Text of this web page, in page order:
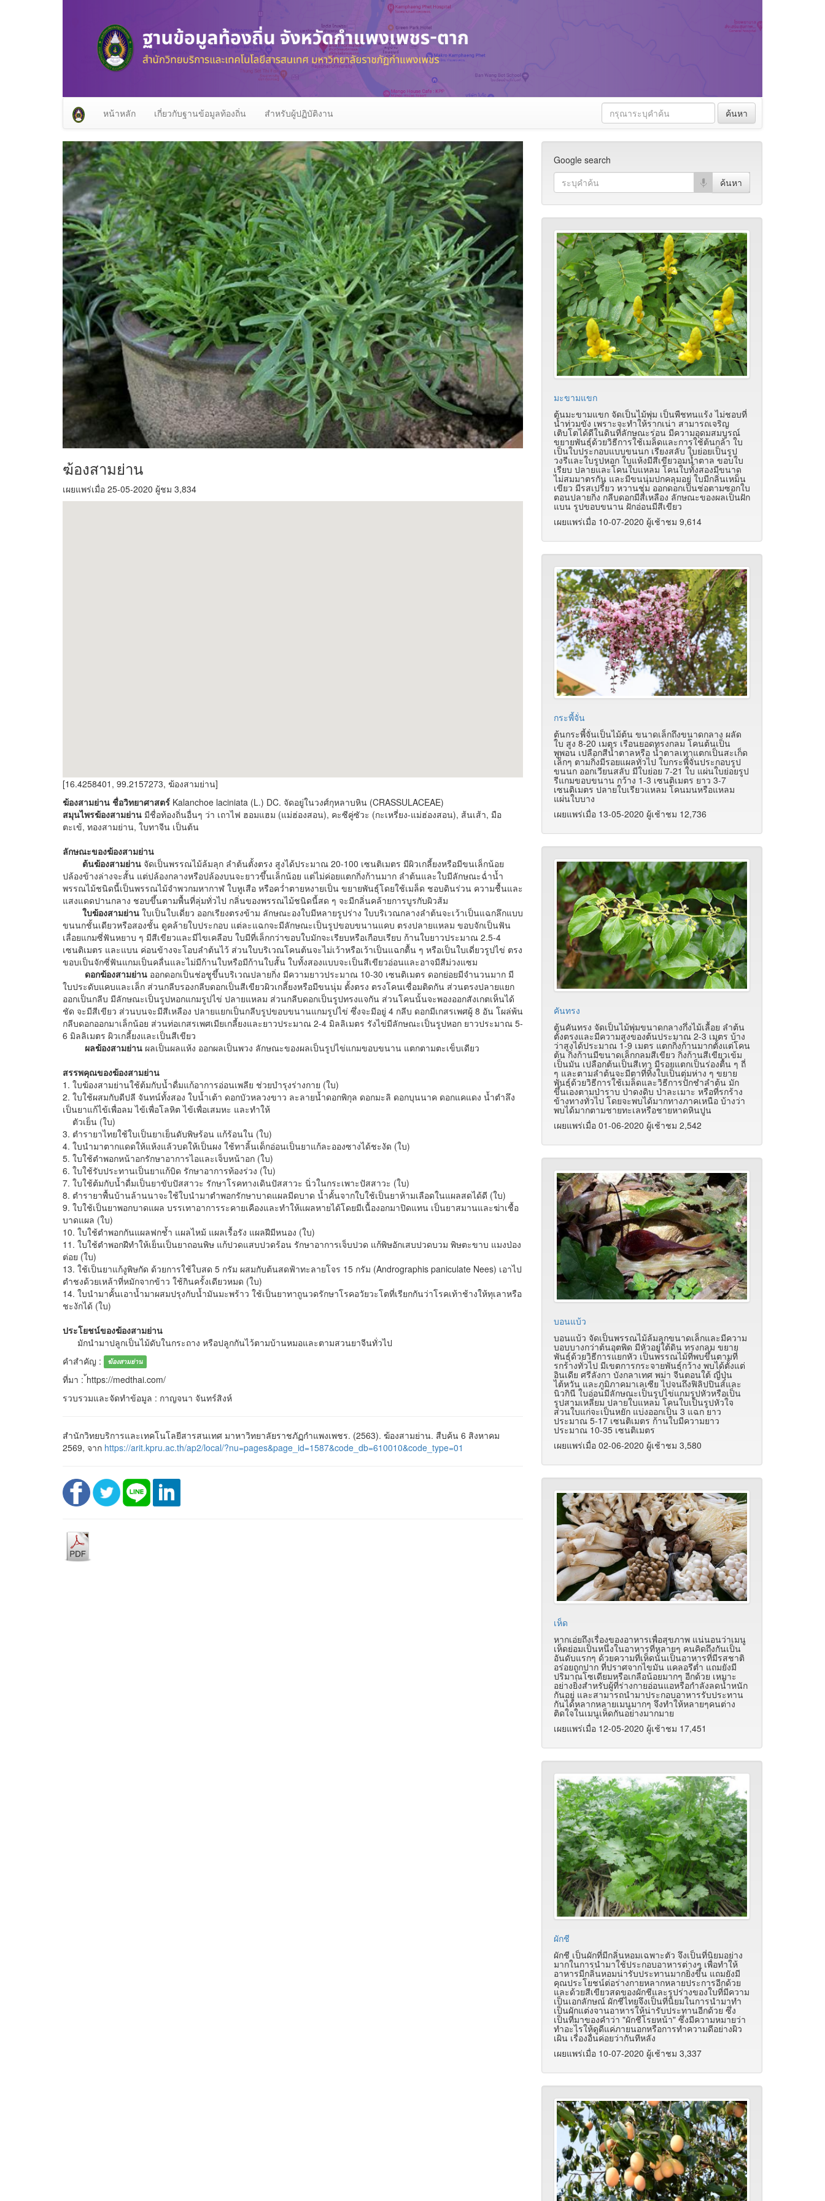
หน้าหลัก เกี่ยวกับฐานข้อมูลท้องถิ่น สำหรับผู้ปฏิบัติงาน ค้นหา
ฆ้องสามย่าน
เผยแพร่เมื่อ 25-05-2020 ผู้ชม 3,834
[16.4258401, 99.2157273, ฆ้องสามย่าน]
ฆ้องสามย่าน ชื่อวิทยาศาสตร์ Kalanchoe laciniata (L.) DC. จัดอยู่ในวงศ์กุหลาบหิน (CRASSULACEAE)
สมุนไพรฆ้องสามย่าน มีชื่อท้องถิ่นอื่นๆ ว่า เถาไฟ ฮอมแฮม (แม่ฮ่องสอน), คะซีคู่ซัวะ (กะเหรี่ยง-แม่ฮ่องสอน), ส้นเส้า, มือ
ตะเข้, ทองสามย่าน, ใบทาจีน เป็นต้น
ลักษณะของฆ้องสามย่าน
ต้นฆ้องสามย่าน จัดเป็นพรรณไม้ล้มลุก ลำต้นตั้งตรง สูงได้ประมาณ 20-100 เซนติเมตร มีผิวเกลี้ยงหรือมีขนเล็กน้อย
ปล้องข้างล่างจะสั้น แต่ปล้องกลางหรือปล้องบนจะยาวขึ้นเล็กน้อย แต่ไม่ค่อยแตกกิ่งก้านมาก ลำต้นและใบมีลักษณะฉ่ำน้ำ
พรรณไม้ชนิดนี้เป็นพรรณไม้จำพวกมหากาฬ ใบหูเสือ หรือคว่ำตายหงายเป็น ขยายพันธุ์โดยใช้เมล็ด ชอบดินร่วน ความชื้นและ
แสงแดดปานกลาง ชอบขึ้นตามพื้นที่ลุ่มทั่วไป กลิ่นของพรรณไม้ชนิดนี้สด ๆ จะมีกลิ่นคล้ายการบูรกับผิวส้ม
ใบฆ้องสามย่าน ใบเป็นใบเดี่ยว ออกเรียงตรงข้าม ลักษณะองใบมีหลายรูปร่าง ใบบริเวณกลางลำต้นจะเว้าเป็นแฉกลึกแบบ
ขนนกชั้นเดียวหรือสองชั้น ดูคล้ายใบประกอบ แต่ละแฉกจะมีลักษณะเป็นรูปขอบขนานแคบ ตรงปลายแหลม ขอบจักเป็นฟัน
เลื่อยแกมซี่ฟันหยาบ ๆ มีสีเขียวและมีไขเคลือบ ใบมีที่เล็กกว่าขอบใบมักจะเรียบหรือเกือบเรียบ ก้านใบยาวประมาณ 2.5-4
เซนติเมตร และแบน ค่อนข้างจะโอบลำต้นไว้ ส่วนใบบริเวณโคนต้นจะไม่เว้าหรือเว้าเป็นแฉกตื้น ๆ หรือเป็นใบเดี่ยวรูปไข่ ตรง
ขอบเป็นจักซี่ฟันแกมเป็นคลื่นและไม่มีก้านใบหรือมีก้านใบสั้น ใบทั้งสองแบบจะเป็นสีเขียวอ่อนและอาจมีสีม่วงแซม
ดอกฆ้องสามย่าน ออกดอกเป็นช่อชูขึ้นบริเวณปลายกิ่ง มีความยาวประมาณ 10-30 เซนติเมตร ดอกย่อยมีจำนวนมาก มี
ใบประดับแคบและเล็ก ส่วนกลีบรองกลีบดอกเป็นสีเขียวผิวเกลี้ยงหรือมีขนนุ่ม ตั้งตรง ตรงโคนเชื่อมติดกัน ส่วนตรงปลายแยก
ออกเป็นกลีบ มีลักษณะเป็นรูปหอกแกมรูปไข่ ปลายแหลม ส่วนกลีบดอกเป็นรูปทรงแจกัน ส่วนโคนนั้นจะพองออกสังเกตเห็นได้
ชัด จะมีสีเขียว ส่วนบนจะมีสีเหลือง ปลายแยกเป็นกลีบรูปขอบขนานแกมรูปไข่ ซึ่งจะมีอยู่ 4 กลีบ ดอกมีเกสรเพศผู้ 8 อัน โผล่พ้น
กลีบดอกออกมาเล็กน้อย ส่วนท่อเกสรเพศเมียเกลี้ยงและยาวประมาณ 2-4 มิลลิเมตร รังไข่มีลักษณะเป็นรูปหอก ยาวประมาณ 5-
6 มิลลิเมตร ผิวเกลี้ยงและเป็นสีเขียว
ผลฆ้องสามย่าน ผลเป็นผลแห้ง ออกผลเป็นพวง ลักษณะของผลเป็นรูปไข่แกมขอบขนาน แตกตามตะเข็บเดียว
สรรพคุณของฆ้องสามย่าน
1. ใบฆ้องสามย่านใช้ต้มกับน้ำดื่มแก้อาการอ่อนเพลีย ช่วยบำรุงร่างกาย (ใบ)
2. ใบใช้ผสมกับดีปลี จันทน์ทั้งสอง ใบน้ำเต้า ดอกบัวหลวงขาว ละลายน้ำดอกพิกุล ดอกมะลิ ดอกบุนนาค ดอกแคแดง น้ำตำลึง
เป็นยาแก้ไข้เพื่อลม ไข้เพื่อโลหิต ไข้เพื่อเสมหะ และทำให้
ตัวเย็น (ใบ)
3. ตำรายาไทยใช้ใบเป็นยาเย็นดับพิษร้อน แก้ร้อนใน (ใบ)
4. ใบนำมาตากแดดให้แห้งแล้วบดให้เป็นผง ใช้ทาลิ้นเด็กอ่อนเป็นยาแก้ละอองซางได้ชะงัด (ใบ)
5. ใบใช้ตำพอกหน้าอกรักษาอาการไอและเจ็บหน้าอก (ใบ)
6. ใบใช้รับประทานเป็นยาแก้บิด รักษาอาการท้องร่วง (ใบ)
7. ใบใช้ต้มกับน้ำดื่มเป็นยาขับปัสสาวะ รักษาโรคทางเดินปัสสาวะ นิ่วในกระเพาะปัสสาวะ (ใบ)
8. ตำรายาพื้นบ้านล้านนาจะใช้ใบนำมาตำพอกรักษาบาดแผลมีดบาด น้ำคั้นจากใบใช้เป็นยาห้ามเลือดในแผลสดได้ดี (ใบ)
9. ใบใช้เป็นยาพอกบาดแผล บรรเทาอาการระคายเคืองและทำให้แผลหายได้โดยมีเนื้องอกมาปิดแทน เป็นยาสมานและฆ่าเชื้อ
บาดแผล (ใบ)
10. ใบใช้ตำพอกกันแผลฟกช้ำ แผลไหม้ แผลเรื้อรัง แผลฝีมีหนอง (ใบ)
11. ใบใช้ตำพอกฝีทำให้เย็นเป็นยาถอนพิษ แก้ปวดแสบปวดร้อน รักษาอาการเจ็บปวด แก้พิษอักเสบปวดบวม พิษตะขาบ แมงป่อง
ต่อย (ใบ)
13. ใช้เป็นยาแก้งูพิษกัด ด้วยการใช้ใบสด 5 กรัม ผสมกับต้นสดฟ้าทะลายโจร 15 กรัม (Andrographis paniculate Nees) เอาไป
ตำชงด้วยเหล้าที่หมักจากข้าว ใช้กินครั้งเดียวหมด (ใบ)
14. ใบนำมาคั้นเอาน้ำมาผสมปรุงกับน้ำมันมะพร้าว ใช้เป็นยาทาถูนวดรักษาโรคอวัยวะโตที่เรียกกันว่าโรคเท้าช้างให้ทุเลาหรือ
ชะงักได้ (ใบ)
ประโยชน์ของฆ้องสามย่าน
มักนำมาปลูกเป็นไม้ดับในกระถาง หรือปลูกกันไว้ตามบ้านหมอและตามสวนยาจีนทั่วไป
คำสำคัญ :
ฆ้องสามย่าน
ที่มา : ้https://medthai.com/
รวบรวมและจัดทำข้อมูล : กาญจนา จันทร์สิงห์
สำนักวิทยบริการและเทคโนโลยีสารสนเทศ มาหาวิทยาลัยราชภัฏกำแพงเพชร. (2563). ฆ้องสามย่าน. สืบค้น 6 สิงหาคม
2569, จาก https://arit.kpru.ac.th/ap2/local/?nu=pages&page_id=1587&code_db=610010&code_type=01
Google search
มะขามแขก
ต้นมะขามแขก จัดเป็นไม้พุ่ม เป็นพืชทนแร้ง ไม่ชอบที่
น้ำท่วมขัง เพราะจะทำให้รากเน่า สามารถเจริญ
เติบโตได้ดีในดินที่ลักษณะร่อน มีความอุดมสมบูรณ์
ขยายพันธุ์ด้วยวิธีการใช้เมล็ดและการใช้ต้นกล้า ใบ
เป็นใบประกอบแบบขนนก เรียงสลับ ใบย่อยเป็นรูป
วงรีและใบรูปหอก ใบแห้งมีสีเขียวอมน้ำตาล ขอบใบ
เรียบ ปลายและโคนใบแหลม โคนใบทั้งสองมีขนาด
ไม่สมมาตรกัน และมีขนนุ่มปกคลุมอยู่ ใบมีกลิ่นเหม็น
เขียว มีรสเปรี้ยว หวานชุ่ม ออกดอกเป็นช่อตามซอกใบ
ตอนปลายกิ่ง กลีบดอกมีสีเหลือง ลักษณะของผลเป็นฝัก
แบน รูปขอบขนาน ฝักอ่อนมีสีเขียว
เผยแพร่เมื่อ 10-07-2020 ผู้เช้าชม 9,614
กระพี้จั่น
ต้นกระพี้จั่นเป็นไม้ต้น ขนาดเล็กถึงขนาดกลาง ผลัด
ใบ สูง 8-20 เมตร เรือนยอดทรงกลม โคนต้นเป็น
พูพอน เปลือกสีน้ำตาลหรือ น้ำตาลเทาแตกเป็นสะเก็ด
เล็กๆ ตามกิ่งมีรอยแผลทั่วไป ใบกระพี้จั่นประกอบรูป
ขนนก ออกเวียนสลับ มีใบย่อย 7-21 ใบ แผ่นใบย่อยรูป
รีแกมขอบขนาน กว้าง 1-3 เซนติเมตร ยาว 3-7
เซนติเมตร ปลายใบเรียวแหลม โคนมนหรือแหลม
แผ่นใบบาง
เผยแพร่เมื่อ 13-05-2020 ผู้เช้าชม 12,736
คันทรง
ต้นคันทรง จัดเป็นไม้พุ่มขนาดกลางกึ่งไม้เลื้อย ลำต้น
ตั้งตรงและมีความสูงของต้นประมาณ 2-3 เมตร บ้าง
ว่าสูงได้ประมาณ 1-9 เมตร แตกกิ่งก้านมากตั้งแต่โคน
ต้น กิ่งก้านมีขนาดเล็กกลมสีเขียว กิ่งก้านสีเขียวเข้ม
เป็นมัน เปลือกต้นเป็นสีเทา มีรอยแตกเป็นร่องตื้น ๆ ถี่
ๆ และตามลำต้นจะมีตาที่ทิ้งใบเป็นตุ่มห่าง ๆ ขยาย
พันธุ์ด้วยวิธีการใช้เมล็ดและวิธีการปักชำลำต้น มัก
ขึ้นเองตามป่าราบ ป่าดงดิบ ป่าละเมาะ หรือที่รกร้าง
ข้างทางทั่วไป โดยจะพบได้มากทางภาคเหนือ บ้างว่า
พบได้มากตามชายทะเลหรือชายหาดหินปูน
เผยแพร่เมื่อ 01-06-2020 ผู้เช้าชม 2,542
บอนแบ้ว
บอนแบ้ว จัดเป็นพรรณไม้ล้มลุกขนาดเล็กและมีความ
บอบบางกว่าต้นอุตพิด มีหัวอยู่ใต้ดิน ทรงกลม ขยาย
พันธุ์ด้วยวิธีการแยกหัว เป็นพรรณไม้ที่พบขึ้นตามที่
รกร้างทั่วไป มีเขตการกระจายพันธุ์กว้าง พบได้ตั้งแต่
อินเดีย ศรีลังกา บังกลาเทศ พม่า จีนตอนใต้ ญี่ปุ่น
ไต้หวัน และภูมิภาคมาเลเซีย ไปจนถึงฟิลิปปินส์และ
นิวกินี ใบอ่อนมีลักษณะเป็นรูปไข่แกมรูปหัวหรือเป็น
รูปสามเหลี่ยม ปลายใบแหลม โคนใบเป็นรูปหัวใจ
ส่วนใบแก่จะเป็นหยัก แบ่งออกเป็น 3 แฉก ยาว
ประมาณ 5-17 เซนติเมตร ก้านใบมีความยาว
ประมาณ 10-35 เซนติเมตร
เผยแพร่เมื่อ 02-06-2020 ผู้เช้าชม 3,580
เห็ด
หากเอ่ยถึงเรื่องของอาหารเพื่อสุขภาพ แน่นอนว่าเมนู
เห็ดย่อมเป็นหนึ่งในอาหารที่หลายๆ คนคิดถึงกันเป็น
อันดับแรกๆ ด้วยความที่เห็ดนั้นเป็นอาหารที่มีรสชาติ
อร่อยถูกปาก ที่ปราศจากไขมัน แคลอรีต่ำ แถมยังมี
ปริมาณโซเดียมหรือเกลือน้อยมากๆ อีกด้วย เหมาะ
อย่างยิ่งสำหรับผู้ที่ร่างกายอ่อนแอหรือกำลังลดน้ำหนัก
กันอยู่ และสามารถนำมาประกอบอาหารรับประทาน
กันได้หลากหลายเมนูมากๆ จึงทำให้หลายๆคนต่าง
ติดใจในเมนูเห็ดกันอย่างมากมาย
เผยแพร่เมื่อ 12-05-2020 ผู้เช้าชม 17,451
ผักชี
ผักชี เป็นผักที่มีกลิ่นหอมเฉพาะตัว จึงเป็นที่นิยมอย่าง
มากในการนำมาใช้ประกอบอาหารต่างๆ เพื่อทำให้
อาหารมีกลิ่นหอมน่ารับประทานมากยิ่งขึ้น แถมยังมี
คุณประโยชน์ต่อร่างกายหลากหลายประการอีกด้วย
และด้วยสีเขียวสดของผักชีและรูปร่างของใบที่มีความ
เป็นเอกลักษณ์ ผักชีไทยจึงเป็นที่นิยมในการนำมาทำ
เป็นผักแต่งจานอาหารให้น่ารับประทานอีกด้วย ซึ่ง
เป็นที่มาของคำว่า "ผักชีโรยหน้า" ซึ่งมีความหมายว่า
ทำอะไรให้ดูดีแค่ภายนอกหรือการทำความดีอย่างผิว
เผิน เรื่องอื่นค่อยว่ากันทีหลัง
เผยแพร่เมื่อ 10-07-2020 ผู้เช้าชม 3,337